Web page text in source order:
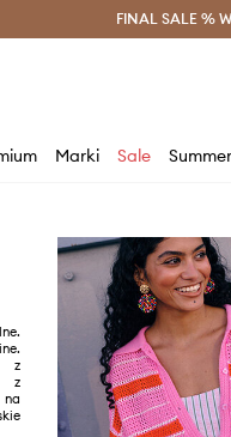
Oszczędzaj z Answear
FINAL SALE %
Marki Sale
z
z